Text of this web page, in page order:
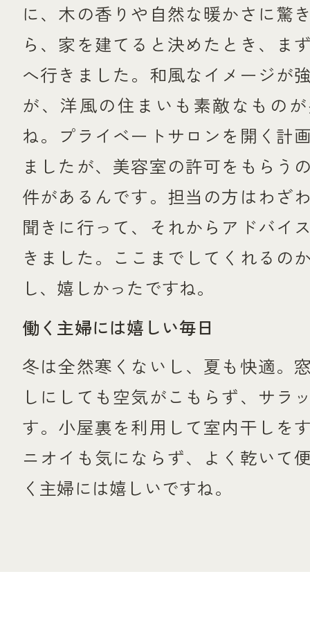
に、木の香りや自然な暖かさに驚
ら、家を建てると決めたとき、ま
へ行きました。和風なイメージが
が、洋風の住まいも素敵なもの
ね。プライベートサロンを開く計
ましたが、美容室の許可をもらう
件があるんです。担当の方はわざ
聞きに行って、それからアドバイ
きました。ここまでしてくれるの
し、嬉しかったですね。
働く主婦には嬉しい毎日
冬は全然寒くないし、夏も快適。
しにしても空気がこもらず、サラ
す。小屋裏を利用して室内干しを
ニオイも気にならず、よく乾いて
く主婦には嬉しいですね。